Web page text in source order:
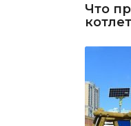
Что
котлет